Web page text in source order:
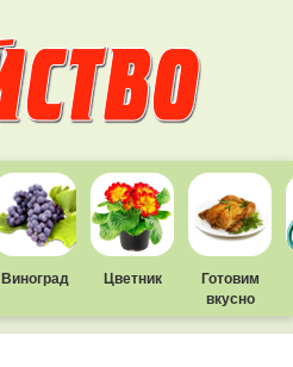
Виноград Цветник
Готовим
вкусно